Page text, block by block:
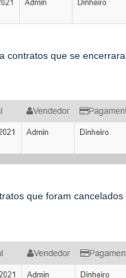
contratos que se
que foram